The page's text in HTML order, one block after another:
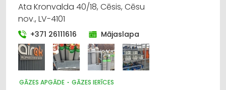
Ata Kronvalda 40/18, Cēsis, Cēsu
nov., LV-4101
+371 26111616 Mājaslapa
GĀZES APGĀDE
GĀZES IERĪCES